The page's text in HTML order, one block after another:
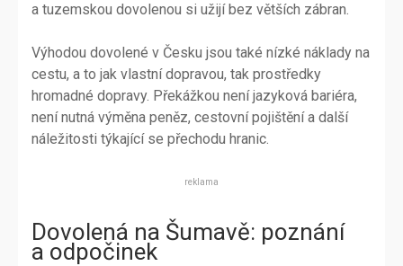
a tuzemskou dovolenou si užijí bez větších zábran.
Výhodou dovolené v Česku jsou také nízké náklady na
cestu, a to jak vlastní dopravou, tak prostředky
hromadné dopravy. Překážkou není jazyková bariéra,
není nutná výměna peněz, cestovní pojištění a další
náležitosti týkající se přechodu hranic.
reklama
Dovolená na Šumavě: poznání
a odpočinek